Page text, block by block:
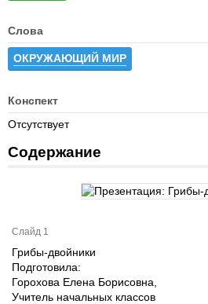
Слова
ОКРУЖАЮЩИЙ МИР
Конспект
Отсутствует
Содержание
Слайд 1
Грибы-двойники
Подготовила:
Горохова Елена Борисовна,
Учитель начальных классов